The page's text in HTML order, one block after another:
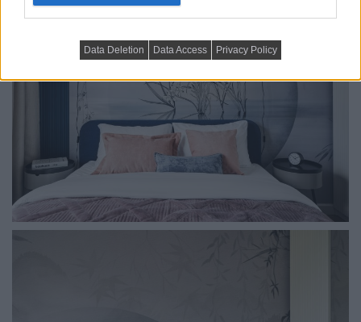
Data Deletion Data Access Privacy Policy